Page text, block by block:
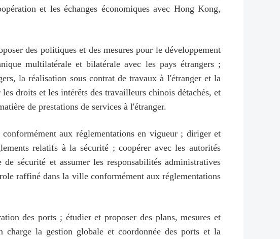
et les échanges économiques avec Hong Kong,
des politiques et des mesures pour le développement
multilatérale et bilatérale avec les pays étrangers ;
la réalisation sous contrat de travaux à l'étranger et la
droits et les intérêts des travailleurs chinois détachés, et
de prestations de services à l'étranger.
aux réglementations en vigueur ; diriger et
relatifs à la sécurité ; coopérer avec les autorités
sécurité et assumer les responsabilités administratives
raffiné dans la ville conformément aux réglementations
des ports ; étudier et proposer des plans, mesures et
la gestion globale et coordonnée des ports et la